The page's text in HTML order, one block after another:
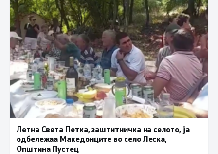
Летна Света Петка, заштитничка на селото, ја
одбележаа Македонците во село Леска,
Општина Пустец